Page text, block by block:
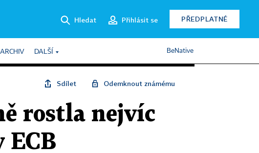
Hledat Přihlásit se PŘEDPLATNÉ
ARCHIV DALŠÍ BeNative
Sdílet Odemknout známému
rostla nejvíc
ECB